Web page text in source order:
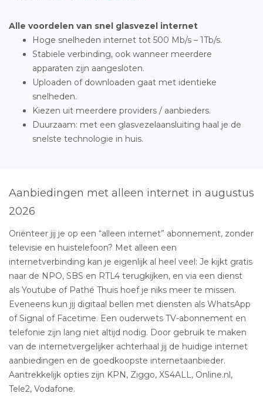
Alle voordelen van snel glasvezel internet
Hoge snelheden internet tot 500 Mb/s – 1Tb/s.
Stabiele verbinding, ook wanneer meerdere
apparaten zijn aangesloten.
Uploaden of downloaden gaat met identieke
snelheden.
Kiezen uit meerdere providers / aanbieders.
Duurzaam: met een glasvezelaansluiting haal je de
snelste technologie in huis.
Aanbiedingen met alleen internet in augustus
2026
Oriënteer jij je op een “alleen internet” abonnement, zonder
televisie en huistelefoon? Met alleen een
internetverbinding kan je eigenlijk al heel veel: Je kijkt gratis
naar de NPO, SBS en RTL4 terugkijken, en via een dienst
als Youtube of Pathé Thuis hoef je niks meer te missen.
Eveneens kun jij digitaal bellen met diensten als WhatsApp
of Signal of Facetime. Een ouderwets TV-abonnement en
telefonie zijn lang niet altijd nodig. Door gebruik te maken
van de internetvergelijker achterhaal jij de huidige internet
aanbiedingen en de goedkoopste internetaanbieder.
Aantrekkelijk opties zijn KPN, Ziggo, XS4ALL, Online.nl,
Tele2, Vodafone.